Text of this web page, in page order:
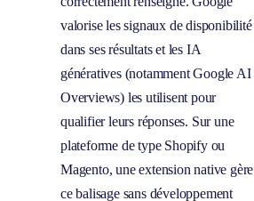
valorise les signaux de disponibilité
dans ses résultats et les IA
génératives (notamment Google AI
Overviews) les utilisent pour
qualifier leurs réponses. Sur une
plateforme de type Shopify ou
Magento, une extension native gère
ce balisage sans développement